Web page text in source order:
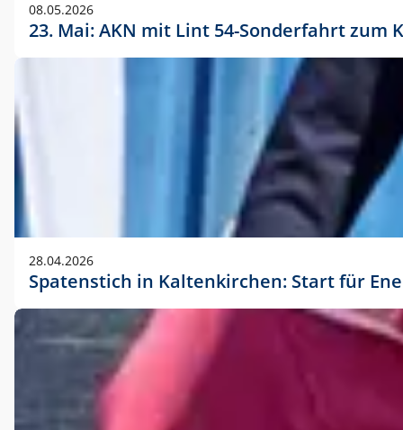
08.05.2026
23. Mai: AKN mit Lint 54-Sonderfahrt
28.04.2026
Spatenstich in Kaltenkirchen: Start für